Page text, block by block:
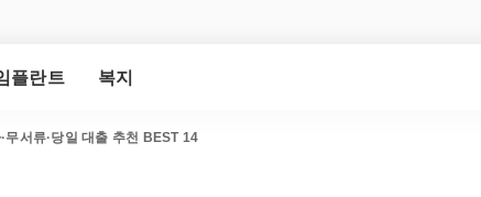
플란트 복지
무서류·당일 대출 추천 BEST 14